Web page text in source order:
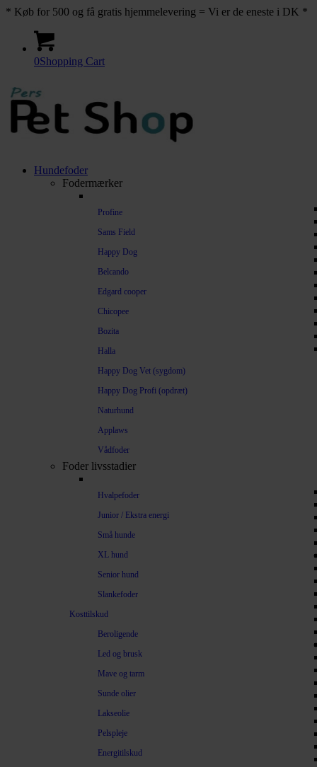
* Køb for 500 og få gratis hjemmelevering = Vi er de eneste i DK *
0Shopping Cart
Hundefoder
Fodermærker
Profine
Sams Field
Happy Dog
Belcando
Edgard cooper
Chicopee
Bozita
Halla
Happy Dog Vet (sygdom)
Happy Dog Profi (opdræt)
Naturhund
Applaws
Vådfoder
Foder livsstadier
Hvalpefoder
Junior / Ekstra energi
Små hunde
XL hund
Senior hund
Slankefoder
Kosttilskud
Beroligende
Led og brusk
Mave og tarm
Sunde olier
Lakseolie
Pelspleje
Energitilskud